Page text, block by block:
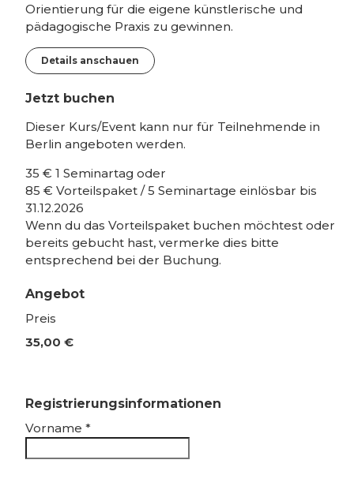
Orientierung für die eigene künstlerische und
pädagogische Praxis zu gewinnen.
Details anschauen
Jetzt buchen
Dieser Kurs/Event kann nur für Teilnehmende in
Berlin angeboten werden.
35 € 1 Seminartag oder
85 € Vorteilspaket / 5 Seminartage einlösbar bis
31.12.2026
Wenn du das Vorteilspaket buchen möchtest oder
bereits gebucht hast, vermerke dies bitte
entsprechend bei der Buchung.
Angebot
Preis
35,00 €
Registrierungsinformationen
Vorname *